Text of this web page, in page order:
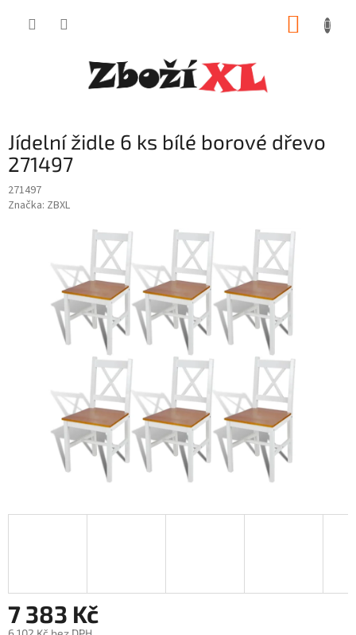
Jídelní židle 6 ks bílé borové dřevo
271497
271497
Značka: ZBXL
7 383 Kč